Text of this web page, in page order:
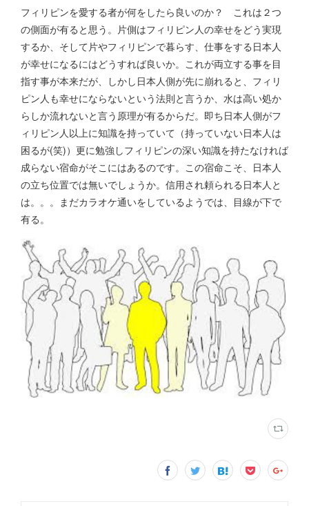
フィリピンを愛する者が何をしたら良いのか？ これは２つ
の側面が有ると思う。片側はフィリピン人の幸せをどう実現
するか、そして片やフィリピンで暮らす、仕事をする日本人
が幸せになるにはどうすれば良いか。これが両立する事を目
指す事が本来だが、しかし日本人側が先に崩れると、フィリ
ピン人も幸せにならないという法則と言うか、水は高い処か
らしか流れないと言う原理が有るからだ。即ち日本人側がフ
ィリピン人以上に知識を持っていて（持っていない日本人は
困るが(笑)）更に勉強しフィリピンの深い知識を持たなければ
成らない宿命がそこにはあるのです。この宿命こそ、日本人
の立ち位置では無いでしょうか。信用され頼られる日本人と
は。。。まだカラオケ通いをしているようでは、目線が下で
有る。